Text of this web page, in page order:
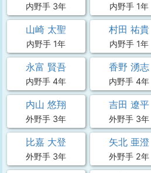
内野手 3年 内野手 1年
山崎 太聖
内野手 1年
村田 祐貴
内野手 1年
永富 賢吾
内野手 4年
香野 湧志
内野手 4年
内山 悠翔
外野手 3年
吉田 遼平
外野手 3年
比嘉 大登
外野手 3年
矢北 亜澄
外野手 2年